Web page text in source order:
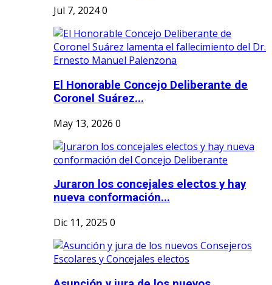
Jul 7, 20240
El Honorable Concejo Deliberante de
Coronel Suárez...
May 13, 2026 0
Juraron los concejales electos y hay
nueva conformación...
Dic 11, 2025 0